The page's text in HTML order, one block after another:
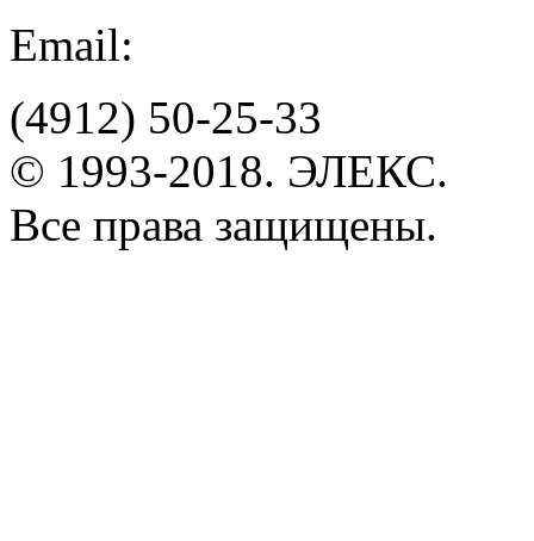
Email:
(4912) 50-25-33
© 1993-2018. ЭЛЕКС.
Все права защищены.